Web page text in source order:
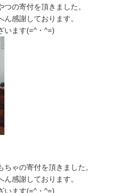
の寄付を頂きました。
感謝しております。
います(=^・^=)
ゃの寄付を頂きました。
感謝しております。
います(=^・^=)